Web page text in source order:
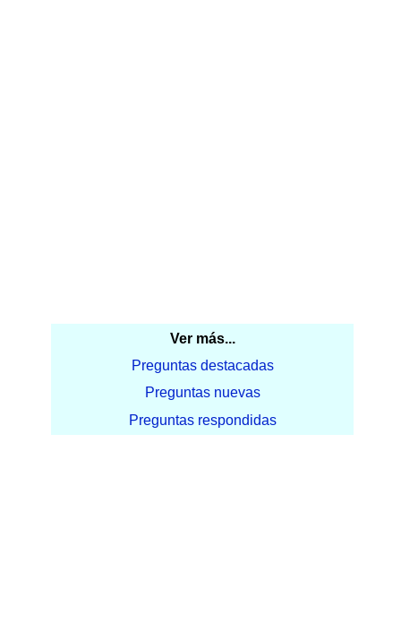
Ver más...
Preguntas destacadas
Preguntas nuevas
Preguntas respondidas